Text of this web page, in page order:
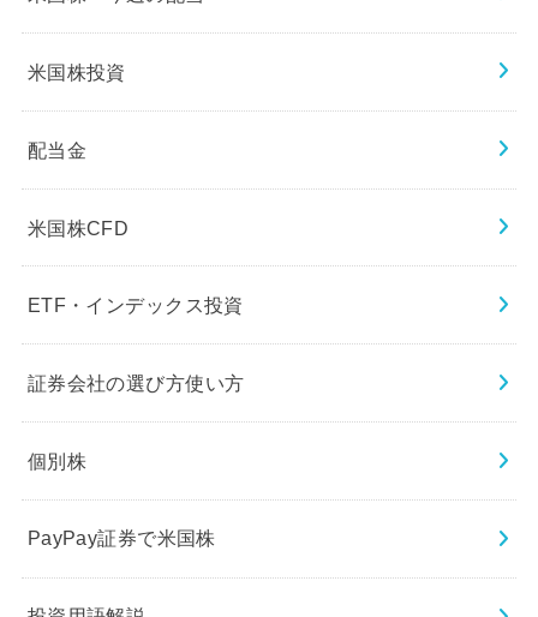
米国株投資
配当金
米国株CFD
ETF・インデックス投資
証券会社の選び方使い方
個別株
PayPay証券で米国株